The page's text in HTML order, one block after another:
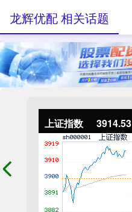
上证指数 3914.53
龙辉优配 相关话题